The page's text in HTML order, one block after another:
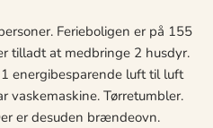
Ferieboligen er på 155
tilladt at medbringe 2 husdyr.
energibesparende luft til luft
vaskemaskine. Tørretumbler.
er desuden brændeovn.